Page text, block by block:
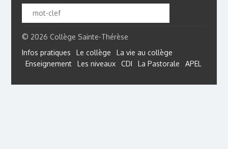
© 2026 Collège Sainte-Thérèse
Infos pratiques
Le collège
La vie au collège
Enseignement
Les niveaux CDI La Pastorale APEL